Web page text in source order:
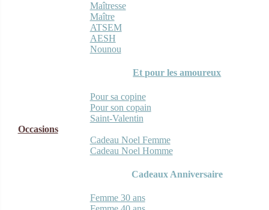
Maîtresse
Maître
ATSEM
AESH
Nounou
Et pour les amoureux
Pour sa copine
Pour son copain
Saint-Valentin
Occasions
Cadeau Noel Femme
Cadeau Noel Homme
Cadeaux Anniversaire
Femme 30 ans